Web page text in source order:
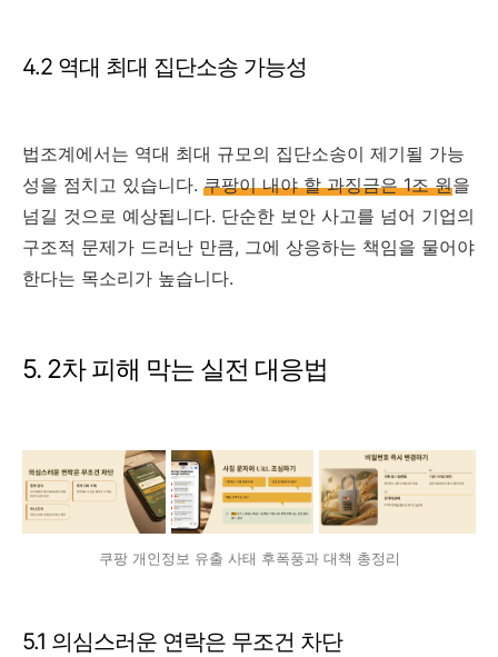
4.2 역대 최대 집단소송 가능성
법조계에서는 역대 최대 규모의 집단소송이 제기될 가능
성을 점치고 있습니다. 쿠팡이 내야 할 과징금은 1조 원을
넘길 것으로 예상됩니다. 단순한 보안 사고를 넘어 기업의
구조적 문제가 드러난 만큼, 그에 상응하는 책임을 물어야
한다는 목소리가 높습니다.
5. 2차 피해 막는 실전 대응법
쿠팡 개인정보 유출 사태 후폭풍과 대책 총정리
5.1 의심스러운 연락은 무조건 차단